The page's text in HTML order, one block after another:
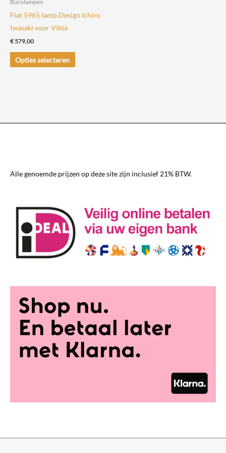
productpagina
Burolampen
Flat 5965 lamp Design Ichiro
Iwasaki voor Vibia
€579,00
Opties selecteren
Dit
product
productpagina
Alle genoemde prijzen op deze site zijn inclusief 21% BTW.